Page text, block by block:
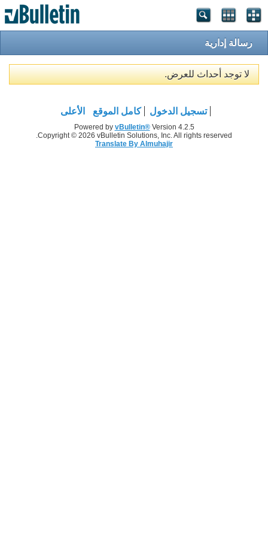
رسالة إدارية
لا توجد أحداث للعرض.
تسجيل الدخول كامل الموقع الأعلى
Powered by vBulletin®Version 4.2.5
Copyright © 2026 vBulletin Solutions, Inc. All rights reserved.
Translate By Almuhajir